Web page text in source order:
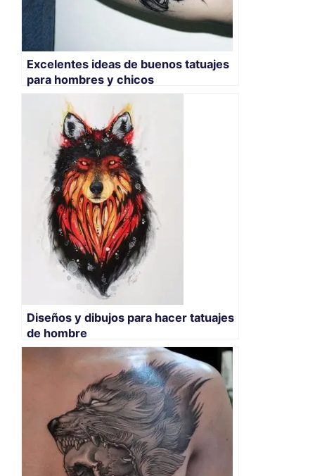
Excelentes ideas de buenos tatuajes
para hombres y chicos
Diseños y dibujos para hacer tatuajes
de hombre